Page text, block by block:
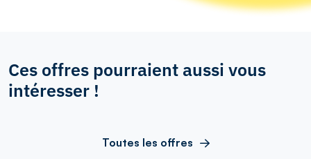
Ces offres pourraient aussi vous
intéresser !
Toutes les offres